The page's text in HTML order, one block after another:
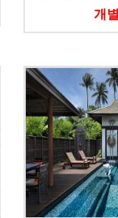
개